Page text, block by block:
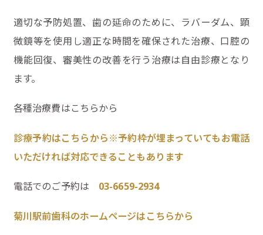
適切な予防処置、歯の延命のために、ラバーダム、顕
微鏡等を使用し適正な時間を確保された治療、口腔の
機能回復、審美性の改善を行う治療は自由診療となり
ます。
各種治療費はこちらから
診療予約はこちらから※予約枠が埋まっていてもお電話
いただければ対応できることもあります
電話でのご予約は 03-6659-2934
菊川駅前歯科のホームページはこちらから